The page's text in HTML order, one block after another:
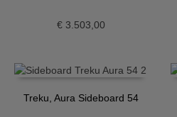
€3.503,00
Treku, Aura Sideboard 54